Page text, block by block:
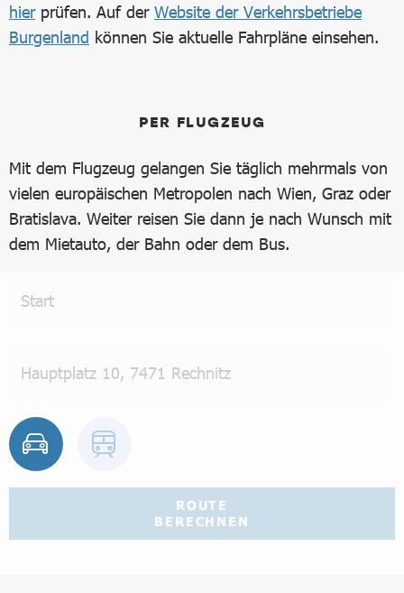
hierprüfen. Auf der Website der Verkehrsbetriebe
Burgenland können Sie aktuelle Fahrpläne einsehen.
PER FLUGZEUG
Mit dem Flugzeug gelangen Sie täglich mehrmals von
vielen europäischen Metropolen nach Wien, Graz oder
Bratislava. Weiter reisen Sie dann je nach Wunsch mit
dem Mietauto, der Bahn oder dem Bus.
ROUTE
BERECHNEN